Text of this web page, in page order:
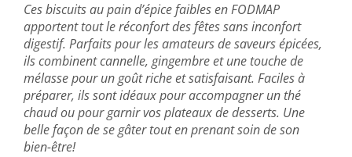
Ces biscuits au pain d’épice faibles en FODMAP
apportent tout le réconfort des fêtes sans inconfort
digestif. Parfaits pour les amateurs de saveurs épicées,
ils combinent cannelle, gingembre et une touche de
mélasse pour un goût riche et satisfaisant. Faciles à
préparer, ils sont idéaux pour accompagner un thé
chaud ou pour garnir vos plateaux de desserts. Une
belle façon de se gâter tout en prenant soin de son
bien-être!